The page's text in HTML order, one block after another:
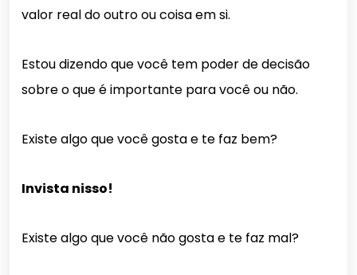
valor real do outro ou coisa em si.
Estou dizendo que você tem poder de decisão
sobre o que é importante para você ou não.
Existe algo que você gosta e te faz bem?
Invista nisso!
Existe algo que você não gosta e te faz mal?